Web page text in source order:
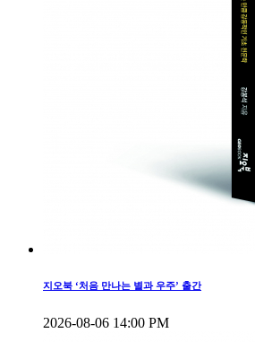
지오북 ‘처음 만나는 별과 우주’ 출간
2026-08-06 14:00 PM